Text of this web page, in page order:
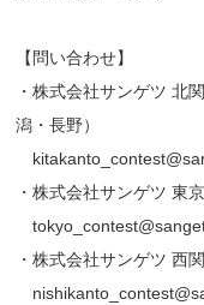
【問い合わせ】
・株式会社サンゲツ 北
潟・長野）
・株式会社サンゲツ 東
・株式会社サンゲツ 西